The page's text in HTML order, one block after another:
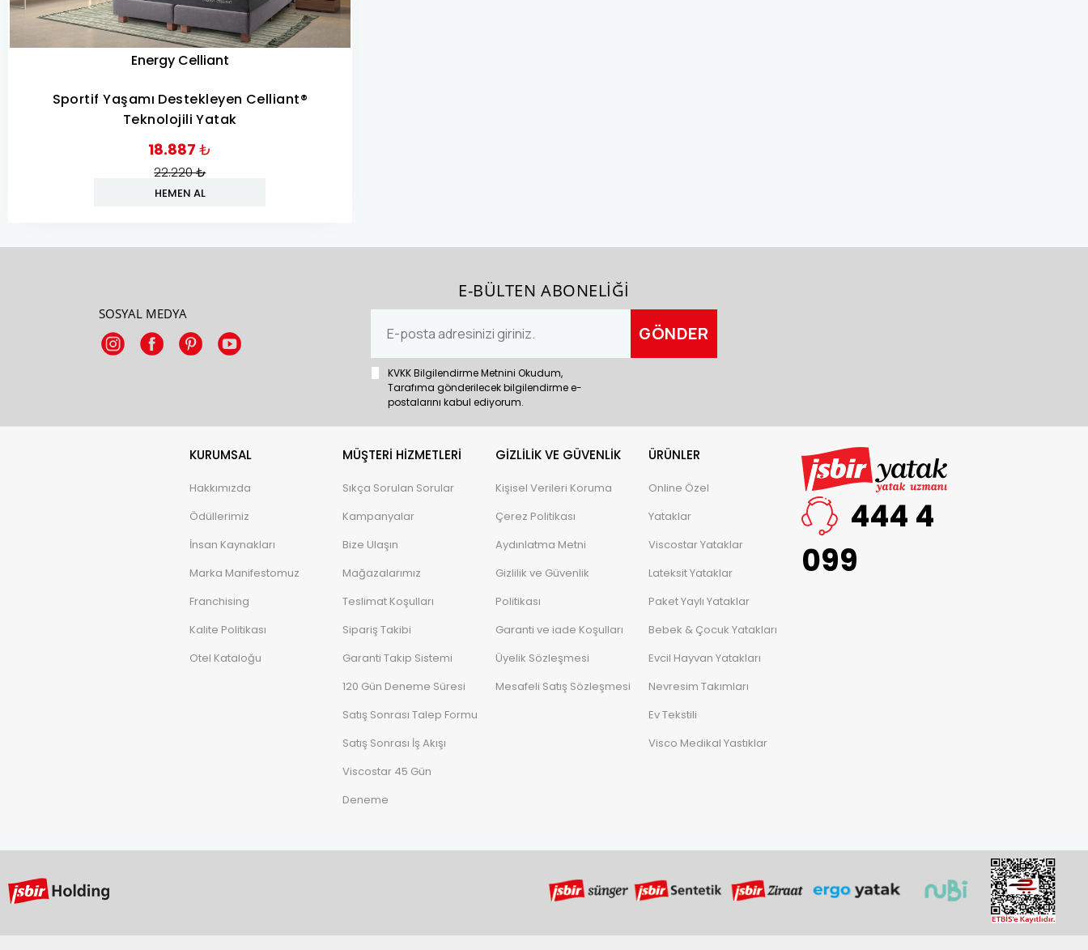
Energy Celliant
Sportif Yaşamı Destekleyen Celliant®
Teknolojili Yatak
18.887₺
22.220₺
HEMEN AL
SOSYAL MEDYA
E-BÜLTEN ABONELİĞİ
KVKK Bilgilendirme Metnini Okudum,
Tarafıma gönderilecek bilgilendirme e-
postalarını kabul ediyorum.
KURUMSAL
Hakkımızda
Ödüllerimiz
İnsan Kaynakları
Marka Manifestomuz
Franchising
Kalite Politikası
Otel Kataloğu
MÜŞTERI HIZMETLERI
Sıkça Sorulan Sorular
Kampanyalar
Bize Ulaşın
Mağazalarımız
Teslimat Koşulları
Sipariş Takibi
Garanti Takip Sistemi
120 Gün Deneme Süresi
Satış Sonrası Talep Formu
Satış Sonrası İş Akışı
Viscostar 45 Gün
Deneme
GIZLILIK VE GÜVENLIK
Kişisel Verileri Koruma
Çerez Politikası
Aydınlatma Metni
Gizlilik ve Güvenlik
Politikası
Garanti ve iade Koşulları
Üyelik Sözleşmesi
Mesafeli Satış Sözleşmesi
ÜRÜNLER
Online Özel
Yataklar
Viscostar Yataklar
Lateksit Yataklar
Paket Yaylı Yataklar
Bebek & Çocuk Yatakları
Evcil Hayvan Yatakları
Nevresim Takımları
Ev Tekstili
Visco Medikal Yastıklar
444 4
099